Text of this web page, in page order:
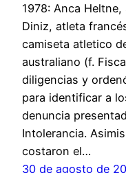
1978: Anca
Diniz, atleta
camiseta atletico
australiano (f.
diligencias y
para identificar a
denuncia
Intolerancia.
costaron el…
30 de agosto de